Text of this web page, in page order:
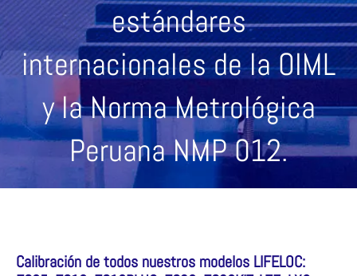
estándares
internacionales de la OIML
y la Norma Metrológica
Peruana NMP 012.
Calibración de todos nuestros modelos LIFELOC: